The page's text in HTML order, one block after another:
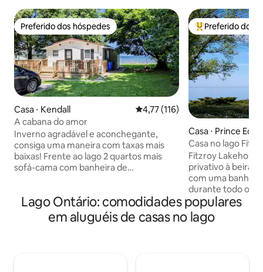
Preferido dos hóspedes
Preferido dos hóspedes
Casa ⋅ Kendall 4,77 de uma avaliação média
4,77 (116)
A cabana do amor
Inverno agradável e aconchegante,
consiga uma maneira com taxas mais
baixas! Frente ao lago 2 quartos mais
sofá-cama com banheira de
quartos no Lago Ontário fica a 20 milhas
a oeste de Rochester, NY. 2 camas king,
sofá-cama, banheira de hidromassagem
Entre os
Preferido dos
Casa ⋅ Prince
Casa no lago
hidromassagem
Fitzroy
privativo à beira-
com uma
durante todo o
água. Desfrute de
partir da área de
quarto principal,
Lago Ontário: comodidades populares
em aluguéis de casas no lago